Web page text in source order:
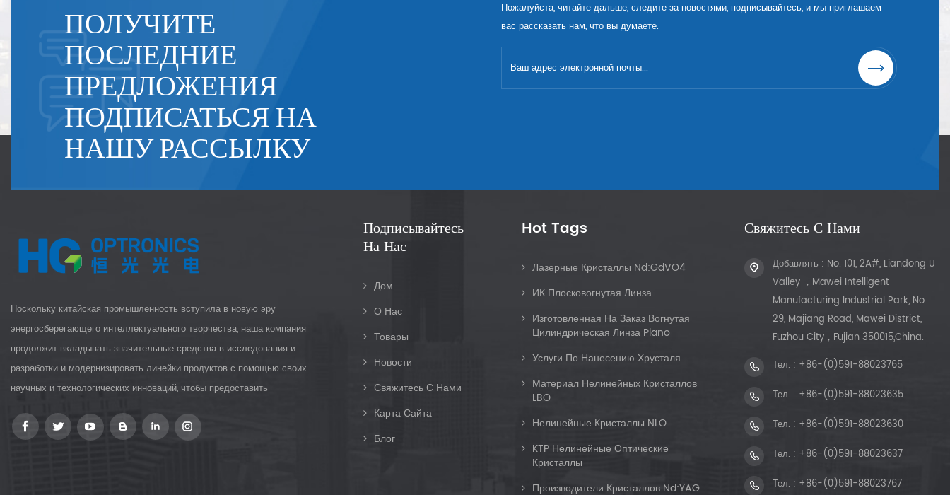
ПОЛУЧИТЕ
ПОСЛЕДНИЕ
ПРЕДЛОЖЕНИЯ
ПОДПИСАТЬСЯ НА
НАШУ РАССЫЛКУ
Пожалуйста, читайте дальше, следите за новостями, подписывайтесь, и мы приглашаем
вас рассказать нам, что вы думаете.
Поскольку китайская промышленность вступила в новую эру
энергосберегающего интеллектуального творчества, наша компания
продолжит вкладывать значительные средства в исследования и
разработки и модернизировать линейки продуктов с помощью своих
научных и технологических инноваций, чтобы предоставить
Подписывайтесь
На Нас
Дом
О Нас
Товары
Новости
Свяжитесь С Нами
Карта Сайта
Блог
Hot Tags
Лазерные Кристаллы Nd:GdVO4
ИК Плосковогнутая Линза
Изготовленная На Заказ Вогнутая
Цилиндрическая Линза Plano
Услуги По Нанесению Хрусталя
Материал Нелинейных Кристаллов
LBO
Нелинейные Кристаллы NLO
KTP Нелинейные Оптические
Кристаллы
Производители Кристаллов Nd:YAG
Свяжитесь С Нами
Добавлять : No. 101, 2A#, Liandong U
Valley ，Mawei Intelligent
Manufacturing Industrial Park, No.
29, Majiang Road, Mawei District,
Fuzhou City，Fujian 350015,China.
Тел. : +86-(0)591-88023765
Тел. : +86-(0)591-88023635
Тел. : +86-(0)591-88023630
Тел. : +86-(0)591-88023637
Тел. : +86-(0)591-88023767